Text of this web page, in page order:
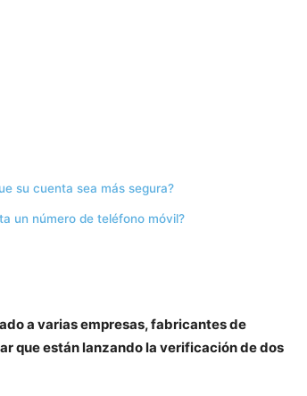
su cuenta sea más segura?
un número de teléfono móvil?
a varias empresas, fabricantes de
que están lanzando la verificación de dos